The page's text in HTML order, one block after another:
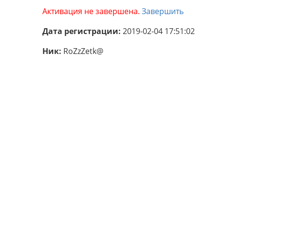
Активация не завершена. Завершить
Дата регистрации: 2019-02-04 17:51:02
Ник: RoZzZetk@